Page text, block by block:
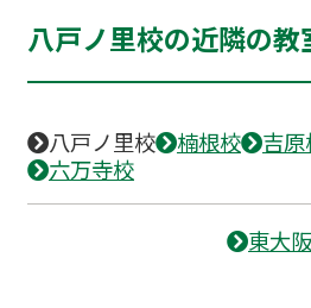
八戸ノ里校の近隣の教
八戸ノ里校 楠根校 吉原
六万寺校
東大